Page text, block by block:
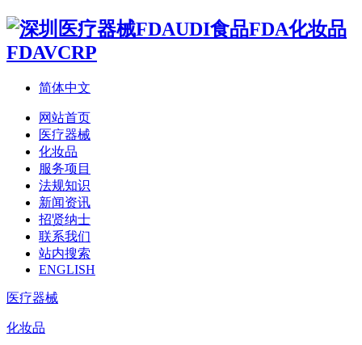
简体中文
网站首页
医疗器械
化妆品
服务项目
法规知识
新闻资讯
招贤纳士
联系我们
站内搜索
ENGLISH
医疗器械
化妆品